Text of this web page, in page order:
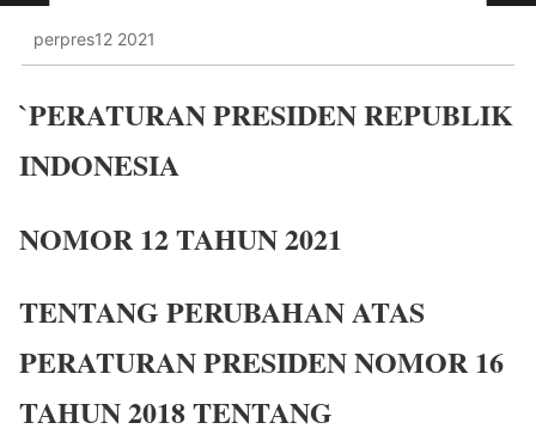
perpres12 2021
`PERATURAN PRESIDEN REPUBLIK
INDONESIA
NOMOR 12 TAHUN 2021
TENTANG PERUBAHAN ATAS
PERATURAN PRESIDEN NOMOR 16
TAHUN 2018 TENTANG